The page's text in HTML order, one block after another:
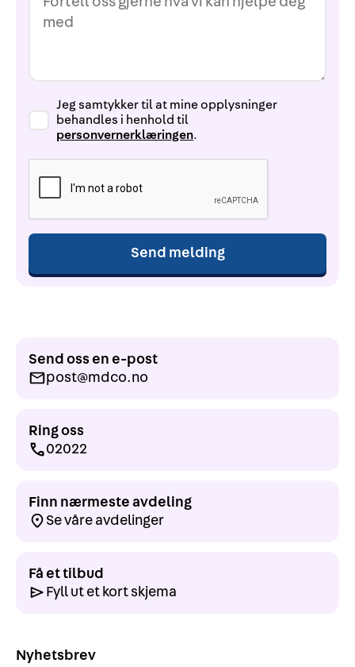
Jeg samtykker til at mine opplysninger
behandles i henhold til
personvernerklæringen.
Send oss en e-post
post@mdco.no
Ring oss
02022
Finn nærmeste avdeling
Se våre avdelinger
Få et tilbud
Fyll ut et kort skjema
Nyhetsbrev